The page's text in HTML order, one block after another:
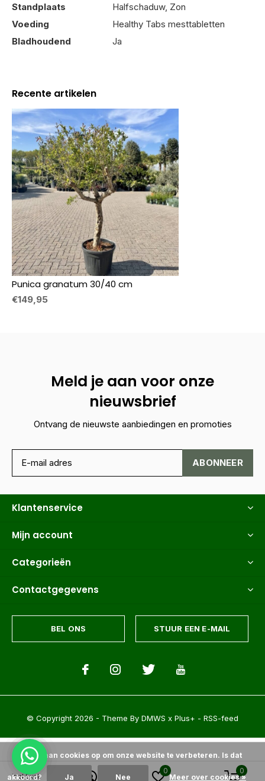
Standplaats
Halfschaduw, Zon
Voeding
Healthy Tabs mesttabletten
Bladhoudend
Ja
Recente artikelen
Punica granatum 30/40 cm
€149,95
Meld je aan voor onze
nieuwsbrief
Ontvang de nieuwste aanbiedingen en promoties
ABONNEER
Klantenservice
Mijn account
Categorieën
Contactgegevens
BEL ONS STUUR EEN E-MAIL
© Copyright 2026 - Theme By DMWS x Plus+ - RSS-feed
Incl.Excl.
0 0
Wij slaan cookies op om onze website te verbeteren. Is dat
akkoord? Ja Nee Meer over cookies »